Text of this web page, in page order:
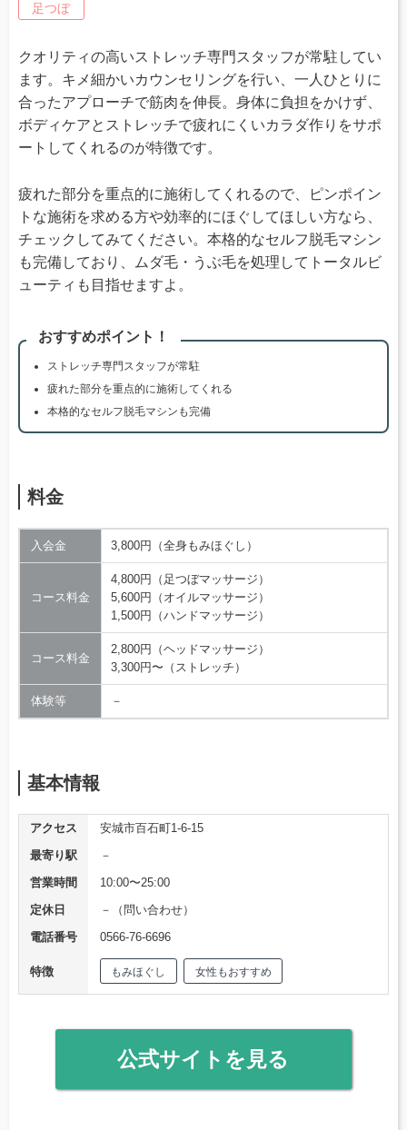
足つぼ
クオリティの高いストレッチ専門スタッフが常駐してい
ます。キメ細かいカウンセリングを行い、一人ひとりに
合ったアプローチで筋肉を伸長。身体に負担をかけず、
ボディケアとストレッチで疲れにくいカラダ作りをサポ
ートしてくれるのが特徴です。
疲れた部分を重点的に施術してくれるので、ピンポイン
トな施術を求める方や効率的にほぐしてほしい方なら、
チェックしてみてください。本格的なセルフ脱毛マシン
も完備しており、ムダ毛・うぶ毛を処理してトータルビ
ューティも目指せますよ。
おすすめポイント！
ストレッチ専門スタッフが常駐
疲れた部分を重点的に施術してくれる
本格的なセルフ脱毛マシンも完備
料金
入会金 3,800円（全身もみほぐし）
コース料金
4,800円（足つぼマッサージ）
5,600円（オイルマッサージ）
1,500円（ハンドマッサージ）
コース料金
2,800円（ヘッドマッサージ）
3,300円〜（ストレッチ）
体験等 －
基本情報
アクセス
安城市百石町1-6-15
最寄り駅
－
営業時間
10:00〜25:00
定休日
－（問い合わせ）
電話番号
0566-76-6696
特徴 もみほぐし 女性もおすすめ
公式サイトを見る